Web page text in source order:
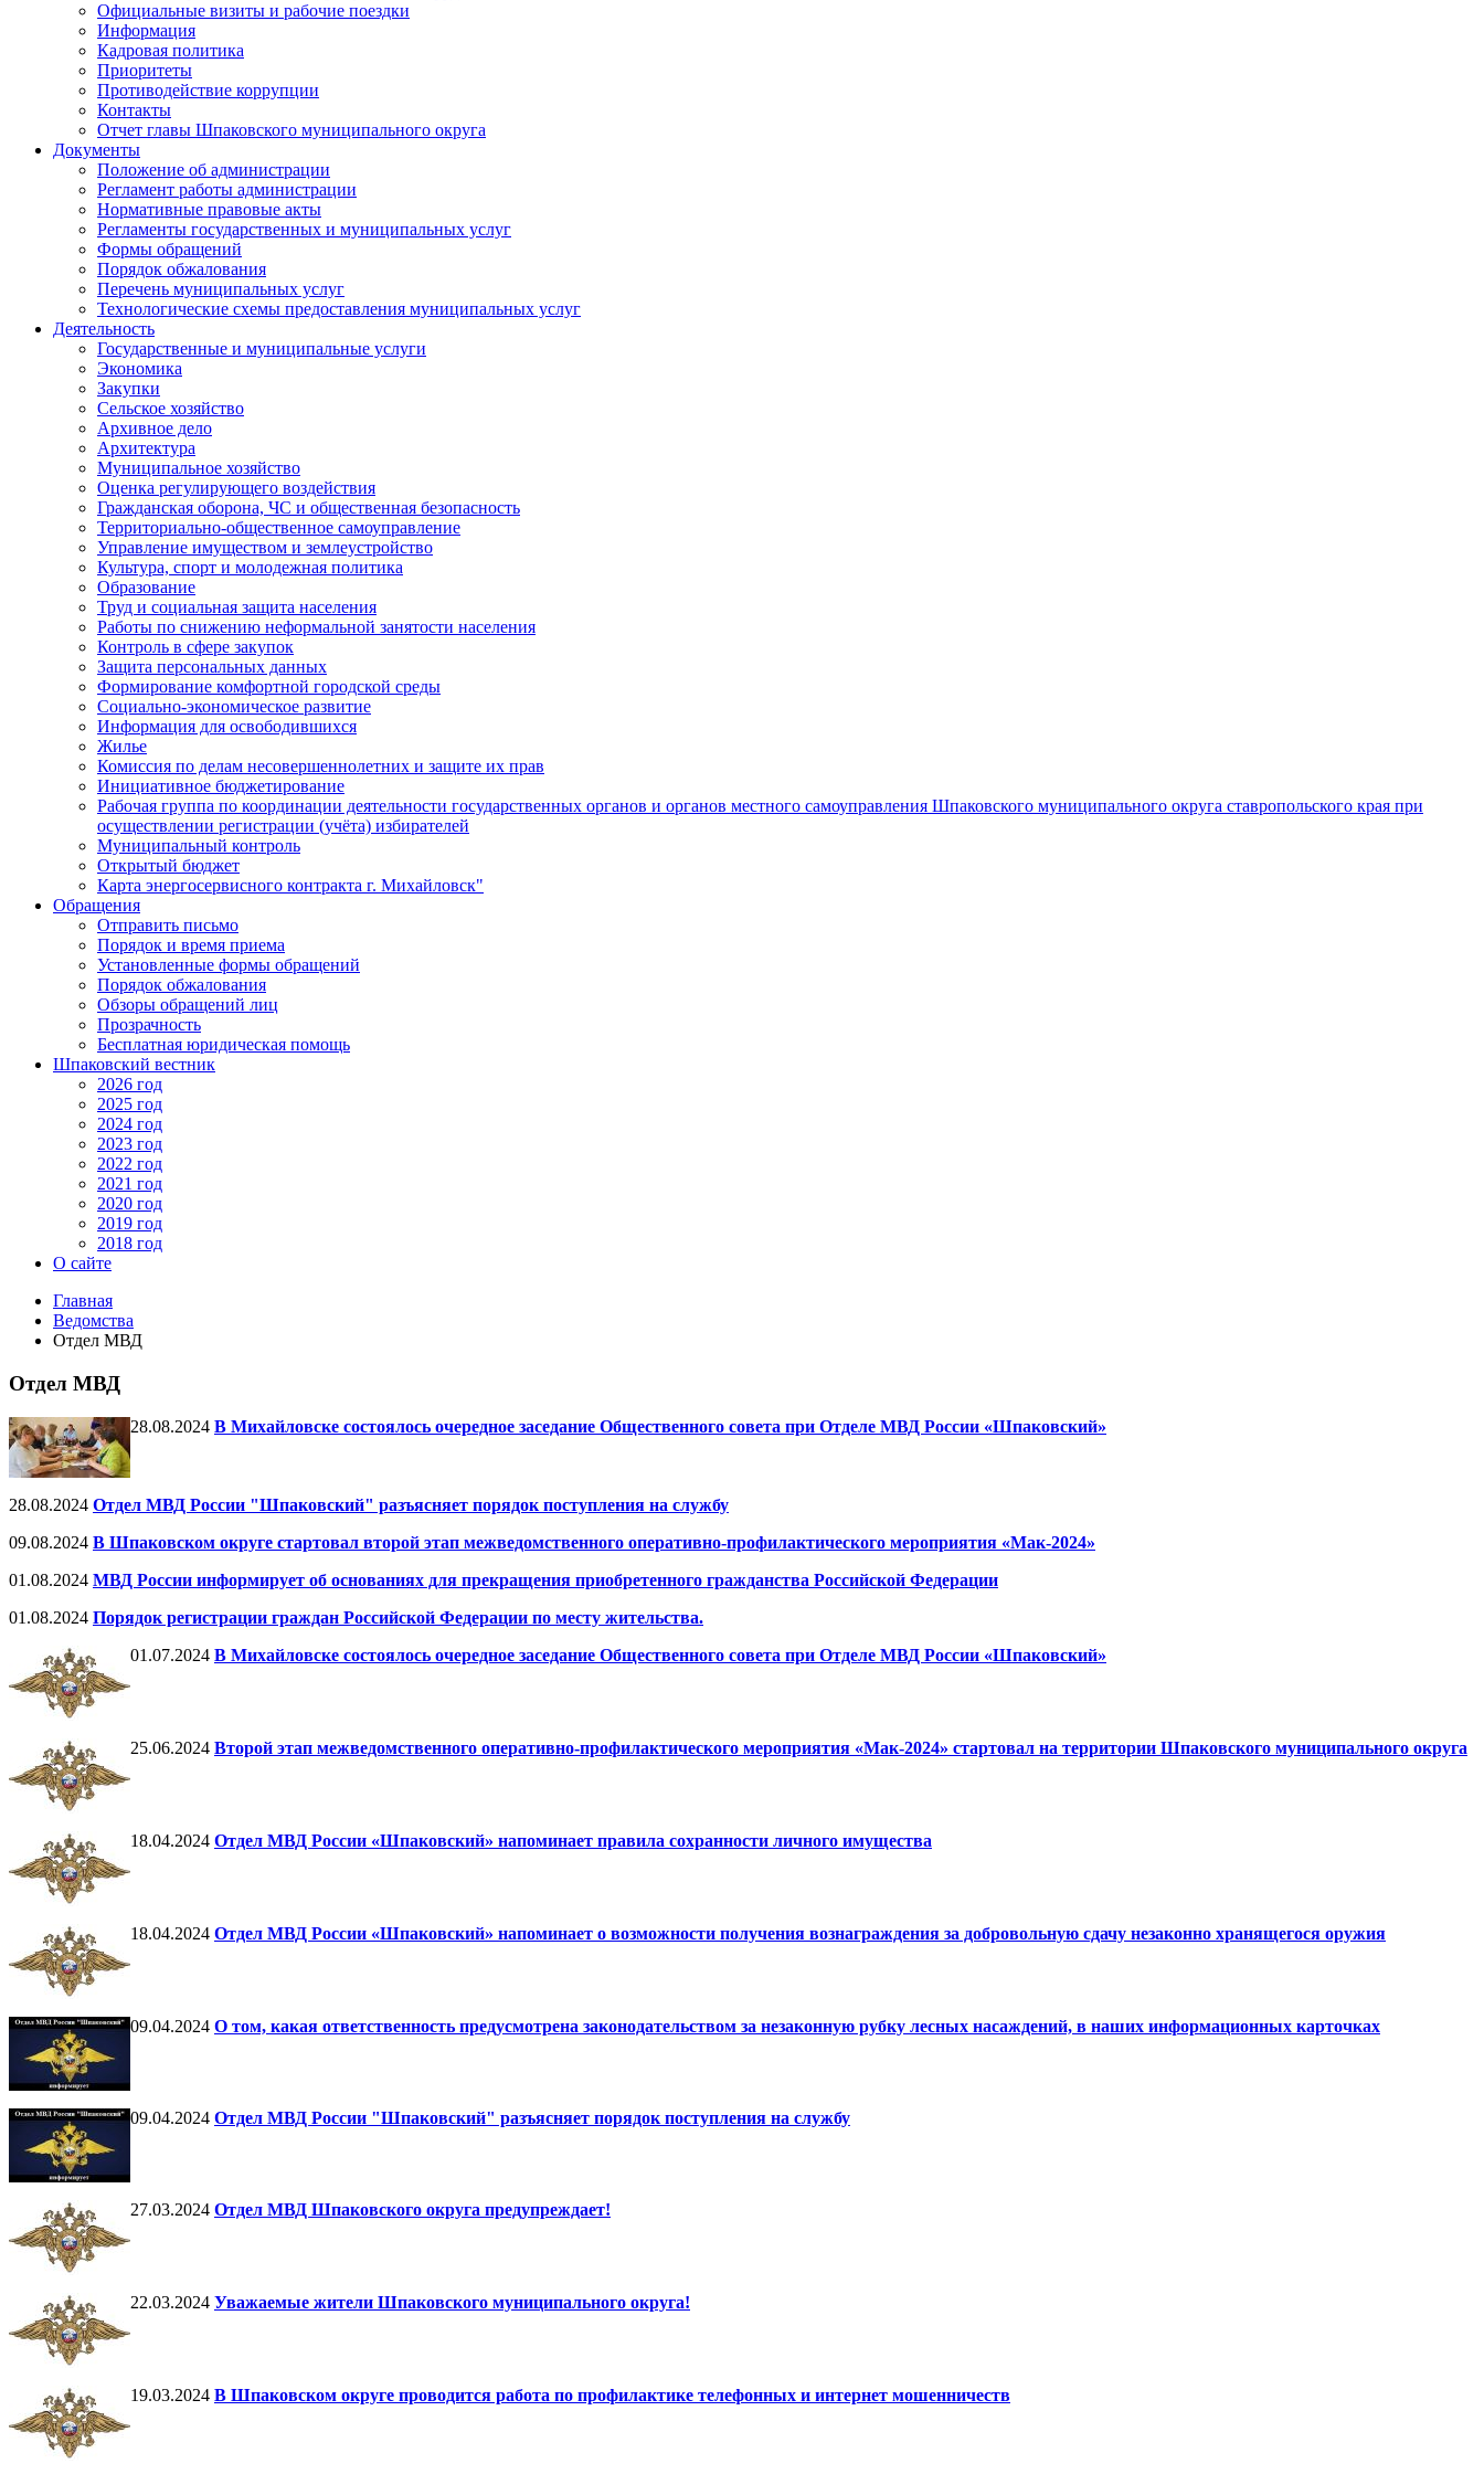
Официальные визиты и рабочие поездки
Информация
Кадровая политика
Приоритеты
Противодействие коррупции
Контакты
Отчет главы Шпаковского муниципального округа
Документы
Положение об администрации
Регламент работы администрации
Нормативные правовые акты
Регламенты государственных и муниципальных услуг
Формы обращений
Порядок обжалования
Перечень муниципальных услуг
Технологические схемы предоставления муниципальных услуг
Деятельность
Государственные и муниципальные услуги
Экономика
Закупки
Сельское хозяйство
Архивное дело
Архитектура
Муниципальное хозяйство
Оценка регулирующего воздействия
Гражданская оборона, ЧС и общественная безопасность
Территориально-общественное самоуправление
Управление имуществом и землеустройство
Культура, спорт и молодежная политика
Образование
Труд и социальная защита населения
Работы по снижению неформальной занятости населения
Контроль в сфере закупок
Защита персональных данных
Формирование комфортной городской среды
Социально-экономическое развитие
Информация для освободившихся
Жилье
Комиссия по делам несовершеннолетних и защите их прав
Инициативное бюджетирование
Рабочая группа по координации деятельности государственных органов и органов местного самоуправления Шпаковского муниципального округа ставропольского края при
осуществлении регистрации (учёта) избирателей
Муниципальный контроль
Открытый бюджет
Карта энергосервисного контракта г. Михайловск"
Обращения
Отправить письмо
Порядок и время приема
Установленные формы обращений
Порядок обжалования
Обзоры обращений лиц
Прозрачность
Бесплатная юридическая помощь
Шпаковский вестник
2026 год
2025 год
2024 год
2023 год
2022 год
2021 год
2020 год
2019 год
2018 год
О сайте
Главная
Ведомства
Отдел МВД
Отдел МВД
28.08.2024 В Михайловске состоялось очередное заседание Общественного совета при Отделе МВД России «Шпаковский»
28.08.2024 Отдел МВД России "Шпаковский" разъясняет порядок поступления на службу
09.08.2024 В Шпаковском округе стартовал второй этап межведомственного оперативно-профилактического мероприятия «Мак-2024»
01.08.2024 МВД России информирует об основаниях для прекращения приобретенного гражданства Российской Федерации
01.08.2024 Порядок регистрации граждан Российской Федерации по месту жительства.
01.07.2024 В Михайловске состоялось очередное заседание Общественного совета при Отделе МВД России «Шпаковский»
25.06.2024 Второй этап межведомственного оперативно-профилактического мероприятия «Мак-2024» стартовал на территории Шпаковского муниципального округа
18.04.2024 Отдел МВД России «Шпаковский» напоминает правила сохранности личного имущества
18.04.2024 Отдел МВД России «Шпаковский» напоминает о возможности получения вознаграждения за добровольную сдачу незаконно хранящегося оружия
09.04.2024 О том, какая ответственность предусмотрена законодательством за незаконную рубку лесных насаждений, в наших информационных карточках
09.04.2024 Отдел МВД России "Шпаковский" разъясняет порядок поступления на службу
27.03.2024 Отдел МВД Шпаковского округа предупреждает!
22.03.2024 Уважаемые жители Шпаковского муниципального округа!
19.03.2024 В Шпаковском округе проводится работа по профилактике телефонных и интернет мошенничеств